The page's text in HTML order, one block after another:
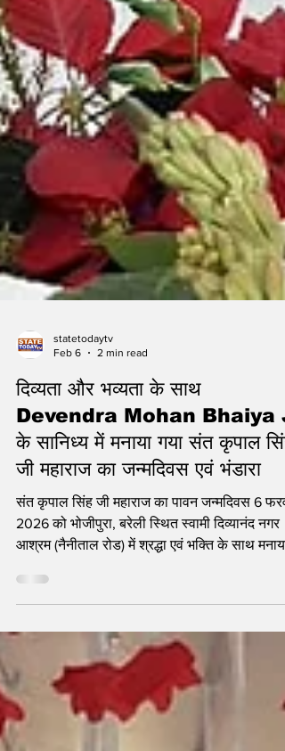
Feb 6
2 min read
दिव्यता और भव्यता के साथ
Devendra Mohan Bhaiya
के सानिध्य में मनाया गया संत कृपाल सिंह
जी महाराज का जन्मदिवस एवं भंडारा
संत कृपाल सिंह जी महाराज का पावन जन्मदिवस 6
2026 को भोजीपुरा, बरेली स्थित स्वामी दिव्यानंद नगर
आश्रम (नैनीताल रोड) में श्रद्धा एवं भक्ति के साथ मनाया